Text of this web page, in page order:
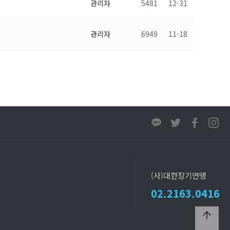
관리자 5481 12-31
관리자 6949 11-18
arrow_upward
(사)대한장기연맹
02.2163.0416